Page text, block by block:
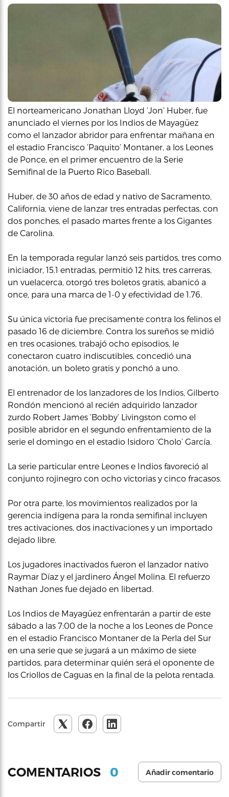
El norteamericano Jonathan Lloyd ‘Jon’ Huber, fue
anunciado el viernes por los Indios de Mayagüez
como el lanzador abridor para enfrentar mañana en
el estadio Francisco ‘Paquito’ Montaner, a los Leones
de Ponce, en el primer encuentro de la Serie
Semifinal de la Puerto Rico Baseball.
Huber, de 30 años de edad y nativo de Sacramento,
California, viene de lanzar tres entradas perfectas, con
dos ponches, el pasado martes frente a los Gigantes
de Carolina.
En la temporada regular lanzó seis partidos, tres como
iniciador, 15.1 entradas, permitió 12 hits, tres carreras,
un vuelacerca, otorgó tres boletos gratis, abanicó a
once, para una marca de 1-0 y efectividad de 1.76.
Su única victoria fue precisamente contra los felinos el
pasado 16 de diciembre. Contra los sureños se midió
en tres ocasiones, trabajó ocho episodios, le
conectaron cuatro indiscutibles, concedió una
anotación, un boleto gratis y ponchó a uno.
El entrenador de los lanzadores de los Indios, Gilberto
Rondón mencionó al recién adquirido lanzador
zurdo Robert James ‘Bobby’ Livingston como el
posible abridor en el segundo enfrentamiento de la
serie el domingo en el estadio Isidoro ‘Cholo’ García.
La serie particular entre Leones e Indios favoreció al
conjunto rojinegro con ocho victorias y cinco fracasos.
Por otra parte, los movimientos realizados por la
gerencia indígena para la ronda semifinal incluyen
tres activaciones, dos inactivaciones y un importado
dejado libre.
Los jugadores inactivados fueron el lanzador nativo
Raymar Díaz y el jardinero Ángel Molina. El refuerzo
Nathan Jones fue dejado en libertad.
Los Indios de Mayagüez enfrentarán a partir de este
sábado a las 7:00 de la noche a los Leones de Ponce
en el estadio Francisco Montaner de la Perla del Sur
en una serie que se jugará a un máximo de siete
partidos, para determinar quién será el oponente de
los Criollos de Caguas en la final de la pelota rentada.
Compartir
COMENTARIOS 0 Añadir comentario